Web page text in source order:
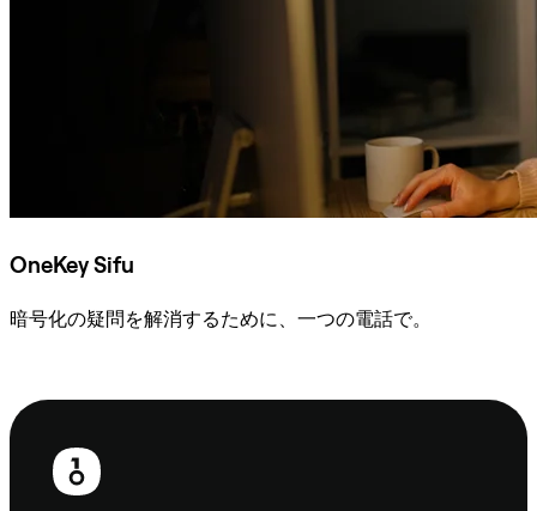
OneKey Sifu
暗号化の疑問を解消するために、一つの電話で。
フ